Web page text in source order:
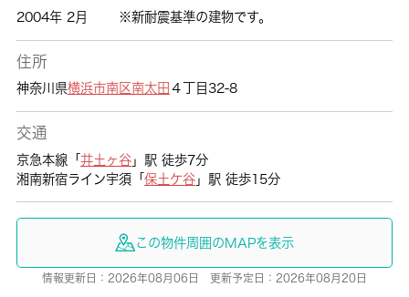
2004年 2月 ※新耐震基準の建物です。
住所
神奈川県横浜市南区南太田 ４丁目32-8
交通
京急本線「 井土ヶ谷」駅 徒歩7分
湘南新宿ライン宇須「 保土ケ谷」駅 徒歩15分
この物件周囲のMAPを表示
情報更新日：2026年08月06日 更新予定日：2026年08月20日